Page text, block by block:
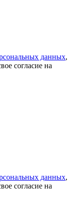
данных,
согласие на
данных,
согласие на